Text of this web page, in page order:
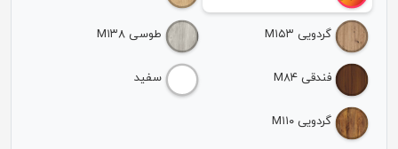
گردویی M۱۵۳ طوسی M۱۳۸
فندقی M۸۴ سفید
گردویی M۱۱۰